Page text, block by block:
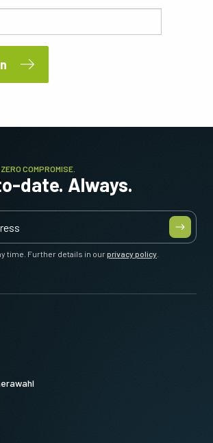
COMPROMISE.
date. Always.
time. Further details in ourprivacy policy